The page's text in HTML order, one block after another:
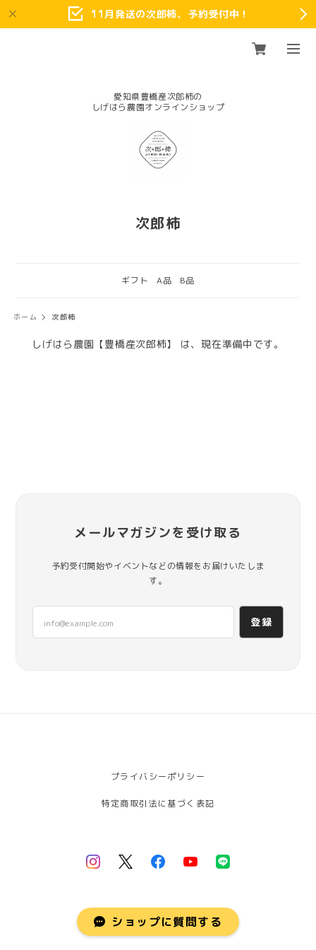
11月発送の次郎柿、予約受付中！
愛知県豊橋産次郎柿の
次郎柿
ギフト A品 B品
ホーム 次郎柿
しげはら農園【豊橋産次郎柿】 は、現在準備中です。
メールマガジンを受け取る
予約受付開始やイベントなどの情報をお届けいたしま
す。
登録
プライバシーポリシー
特定商取引法に基づく表記
© しげはら農園【豊橋産次郎柿】
ショップに質問する